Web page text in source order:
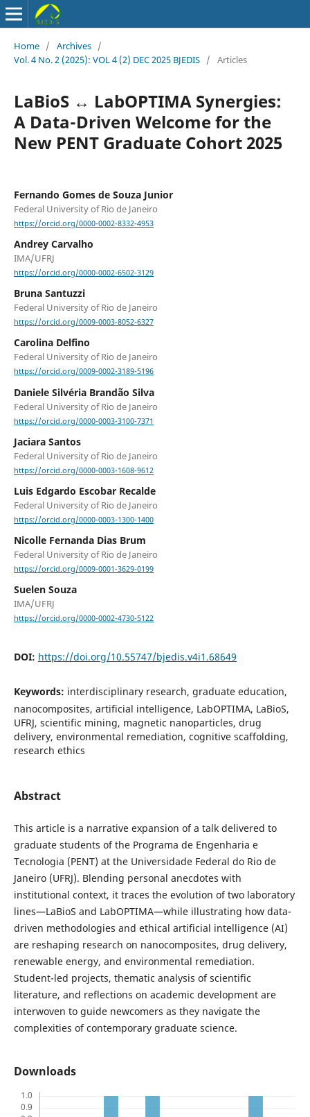
Home / Archives /
Vol. 4 No. 2 (2025): VOL 4 (2) DEC 2025 BJEDIS / Articles
LaBioS ↔ LabOPTIMA Synergies:
A Data-Driven Welcome for the
New PENT Graduate Cohort 2025
Fernando Gomes de Souza Junior
Federal University of Rio de Janeiro
https://orcid.org/0000-0002-8332-4953
Andrey Carvalho
IMA/UFRJ
https://orcid.org/0000-0002-6502-3129
Bruna Santuzzi
Federal University of Rio de Janeiro
https://orcid.org/0009-0003-8052-6327
Carolina Delfino
Federal University of Rio de Janeiro
https://orcid.org/0009-0002-3189-5196
Daniele Silvéria Brandão Silva
Federal University of Rio de Janeiro
https://orcid.org/0000-0003-3100-7371
Jaciara Santos
Federal University of Rio de Janeiro
https://orcid.org/0000-0003-1608-9612
Luis Edgardo Escobar Recalde
Federal University of Rio de Janeiro
https://orcid.org/0000-0003-1300-1400
Nicolle Fernanda Dias Brum
Federal University of Rio de Janeiro
https://orcid.org/0009-0001-3629-0199
Suelen Souza
IMA/UFRJ
https://orcid.org/0000-0002-4730-5122
DOI: https://doi.org/10.55747/bjedis.v4i1.68649
Keywords: interdisciplinary research, graduate education,
nanocomposites, artificial intelligence, LabOPTIMA, LaBioS,
UFRJ, scientific mining, magnetic nanoparticles, drug
delivery, environmental remediation, cognitive scaffolding,
research ethics
Abstract
This article is a narrative expansion of a talk delivered to
graduate students of the Programa de Engenharia e
Tecnologia (PENT) at the Universidade Federal do Rio de
Janeiro (UFRJ). Blending personal anecdotes with
institutional context, it traces the evolution of two laboratory
lines—LaBioS and LabOPTIMA—while illustrating how data-
driven methodologies and ethical artificial intelligence (AI)
are reshaping research on nanocomposites, drug delivery,
renewable energy, and environmental remediation.
Student-led projects, thematic analysis of scientific
literature, and reflections on academic development are
interwoven to guide newcomers as they navigate the
complexities of contemporary graduate science.
Downloads